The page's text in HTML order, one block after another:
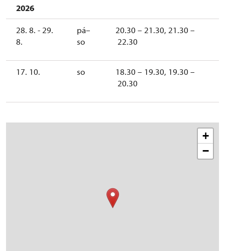
2026
28. 8. - 29.
8.
pá–
so
20.30 – 21.30, 21.30 –
22.30
17. 10. so
18.30 – 19.30, 19.30 –
20.30
+
−